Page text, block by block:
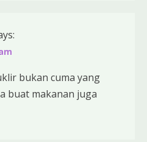
bukan cuma yang
buat makanan juga